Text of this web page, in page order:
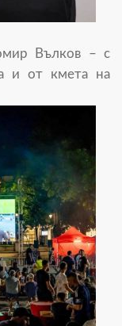
Вълков – с
и от кмета на